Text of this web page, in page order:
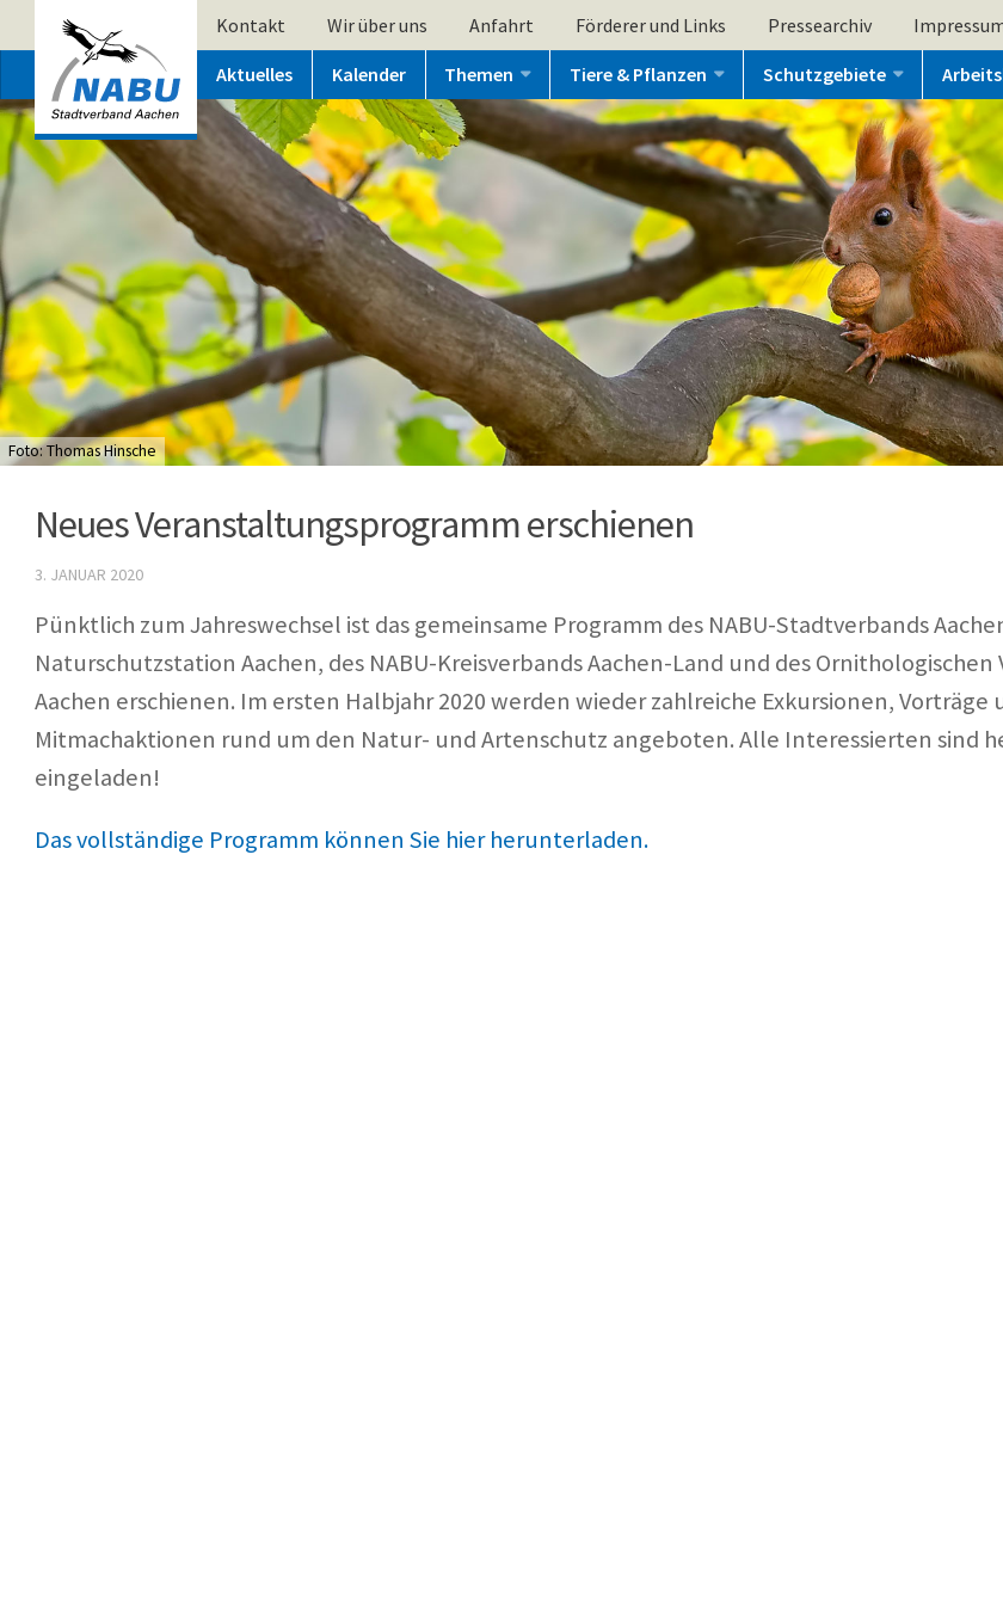
Kontakt Wir über uns Anfahrt Förderer und Links Pressearchiv
Aktuelles Kalender Themen Tiere & Pflanzen Schutzgebiete
Foto: Thomas Hinsche
Neues Veranstaltungsprogramm erschienen
3. JANUAR 2020
Pünktlich zum Jahreswechsel ist das gemeinsame Programm des NABU-Stadtverbands
Naturschutzstation Aachen, des NABU-Kreisverbands Aachen-Land und des Ornithologischen
Aachen erschienen. Im ersten Halbjahr 2020 werden wieder zahlreiche Exkursionen, Vorträge
Mitmachaktionen rund um den Natur- und Artenschutz angeboten. Alle Interessierten sind
eingeladen!
Das vollständige Programm können Sie hier herunterladen.